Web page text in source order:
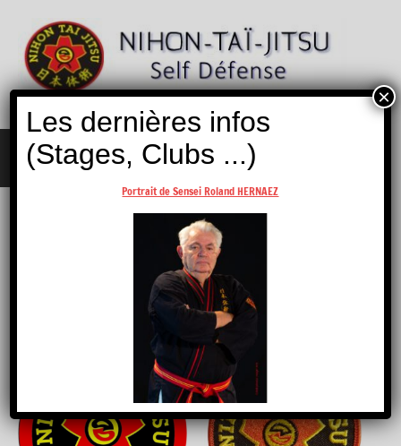
contenu
Jitsu
Défense
MENU
/ EFNTJ
Les dernières infos
(Stages, Clubs ...)
Portrait de Sensei Roland HERNAEZ
×